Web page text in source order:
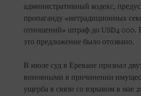
административный кодекс,
пропаганду «нетрадиционных
отношений» штраф до USD4 000.
это предложение было отозвано.
В июле суд в Ереване признал
виновными в причинении
ущерба в связи со взрывом в мае